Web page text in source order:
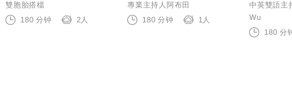
雙胞胎搭檔
180 分钟
2人
專業主持人阿布田
180 分钟
1人
中英雙語主
Wu
180 分